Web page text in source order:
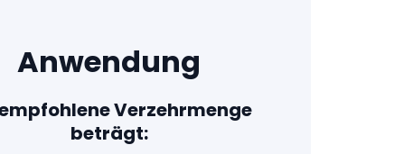
und Verträglichkeit der Wirkstoffe
sind frei von
Allergenen.
Anwendung
Verzehrmenge
beträgt: